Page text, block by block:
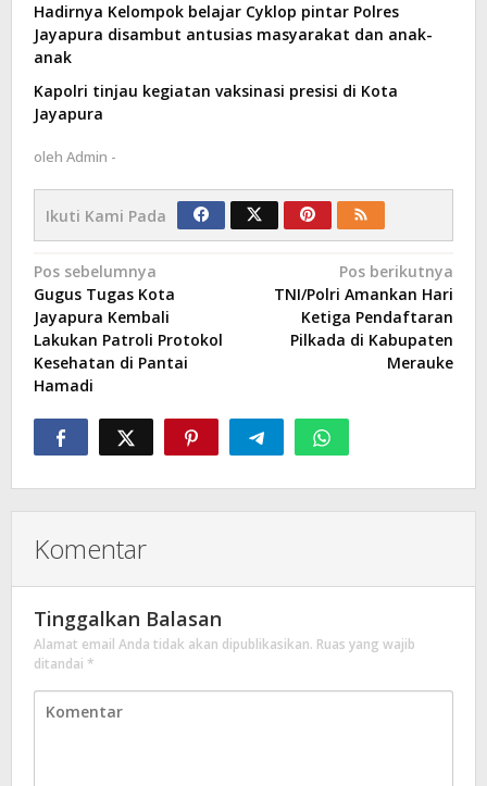
Hadirnya Kelompok belajar Cyklop pintar Polres
Jayapura disambut antusias masyarakat dan anak-
anak
Kapolri tinjau kegiatan vaksinasi presisi di Kota
Jayapura
oleh Admin -
Ikuti Kami Pada
Navigasi
pos
Pos sebelumnya
Gugus Tugas Kota
Jayapura Kembali
Lakukan Patroli Protokol
Kesehatan di Pantai
Hamadi
Pos berikutnya
TNI/Polri Amankan Hari
Ketiga Pendaftaran
Pilkada di Kabupaten
Merauke
Komentar
Tinggalkan Balasan
Alamat email Anda tidak akan dipublikasikan. Ruas yang wajib
ditandai *